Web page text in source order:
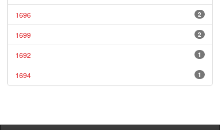
2
1696
2
1699
1
1692
1
1694